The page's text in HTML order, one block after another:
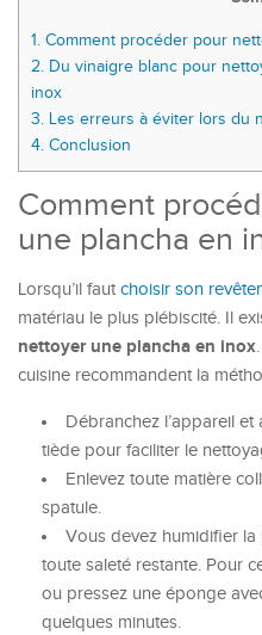
1. Comment procéder pour
2. Du vinaigre blanc pour
inox
3. Les erreurs à éviter lors du
4. Conclusion
Comment
une plancha en
Lorsqu’il faut choisir son
matériau le plus plébiscité. Il
nettoyer une plancha en inox
cuisine recommandent la
Débranchez l’appareil et
tiède pour faciliter le
Enlevez toute matière
spatule.
Vous devez humidifier la
toute saleté restante. Pour
ou pressez une éponge
quelques minutes.